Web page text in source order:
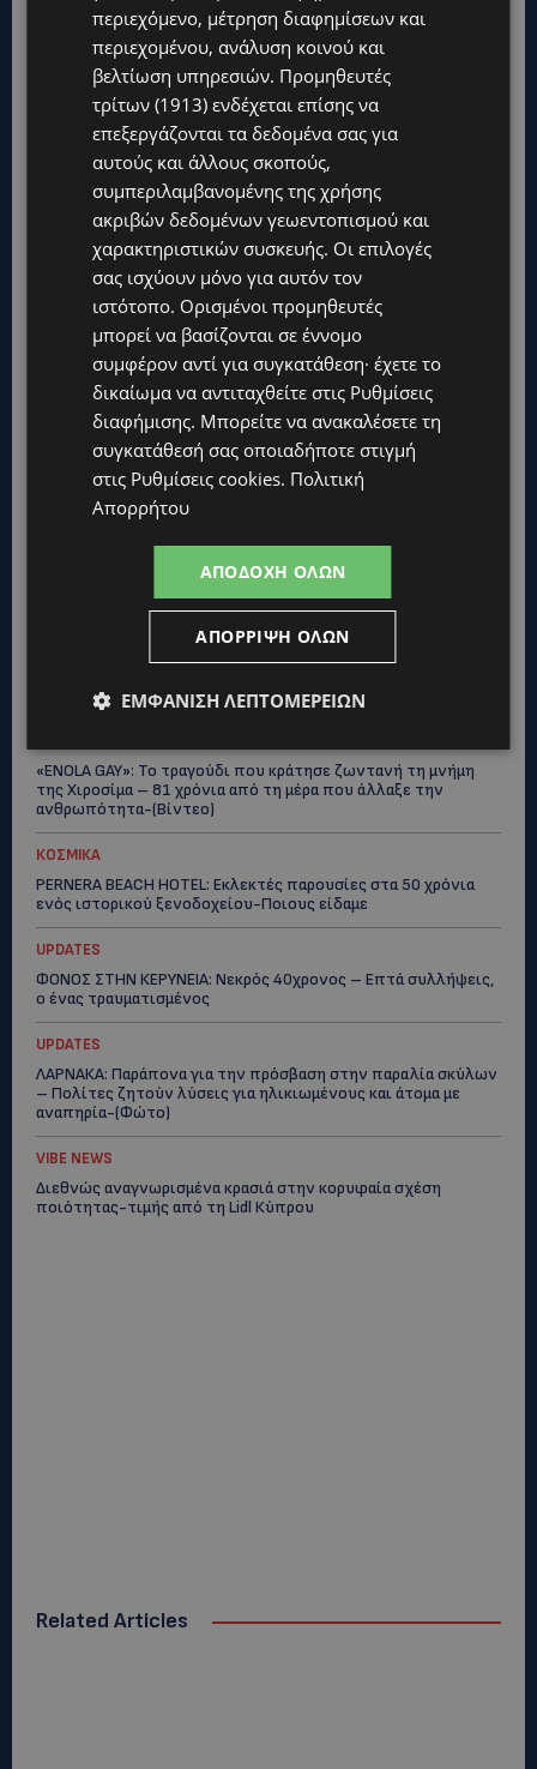
Topics
UPDATES
ΛΑΤΣΙΑ-ΓΕΡΙ: Στο επίκεντρο η δημιουργία δομών για
ασυνόδευτους ανήλικους – Αντιδρά ο Δήμος, στηρίζει υπό
προϋποθέσεις το Κίνημα Οικολόγων
ΣΤΟ «ΚΟΚΚΙΝΟ» Η ΖΕΣΤΗ: Νέα κίτρινη προειδοποίηση και
40άρια στο εσωτερικό
ποδήλατο
«ENOLA GAY»: Το τραγούδι που κράτησε ζωντανή τη μνήμη
της Χιροσίμα – 81 χρόνια από τη μέρα που άλλαξε την
ανθρωπότητα-(Bίντεο)
ΚΟΣΜΙΚΑ
PERNERA BEACH HOTEL: Εκλεκτές παρουσίες στα 50 χρόνια
ενός ιστορικού ξενοδοχείου-Ποιους είδαμε
UPDATES
ΦΟΝΟΣ ΣΤΗΝ ΚΕΡΥΝΕΙΑ: Νεκρός 40χρονος – Επτά συλλήψεις,
ο ένας τραυματισμένος
UPDATES
ΛΑΡΝΑΚΑ: Παράπονα για την πρόσβαση στην παραλία σκύλων
– Πολίτες ζητούν λύσεις για ηλικιωμένους και άτομα με
αναπηρία-(Φώτο)
VIBE NEWS
Διεθνώς αναγνωρισμένα κρασιά στην κορυφαία σχέση
ποιότητας-τιμής από τη Lidl Κύπρου
Related Articles
περιεχόμενο, μέτρηση διαφημίσεων και
περιεχομένου, ανάλυση κοινού και
βελτίωση υπηρεσιών. Προμηθευτές
τρίτων (1913) ενδέχεται επίσης να
επεξεργάζονται τα δεδομένα σας για
αυτούς και άλλους σκοπούς,
συμπεριλαμβανομένης της χρήσης
ακριβών δεδομένων γεωεντοπισμού και
χαρακτηριστικών συσκευής. Οι επιλογές
σας ισχύουν μόνο για αυτόν τον
ιστότοπο. Ορισμένοι προμηθευτές
μπορεί να βασίζονται σε έννομο
συμφέρον αντί για συγκατάθεση· έχετε το
δικαίωμα να αντιταχθείτε στις Ρυθμίσεις
διαφήμισης. Μπορείτε να ανακαλέσετε τη
συγκατάθεσή σας οποιαδήποτε στιγμή
στις Ρυθμίσεις cookies. Πολιτική
Απορρήτου
ΑΠΟΔΟΧΉ ΌΛΩΝ
ΑΠΌΡΡΙΨΗ ΌΛΩΝ
ΕΜΦΆΝΙΣΗ ΛΕΠΤΟΜΕΡΕΙΏΝ